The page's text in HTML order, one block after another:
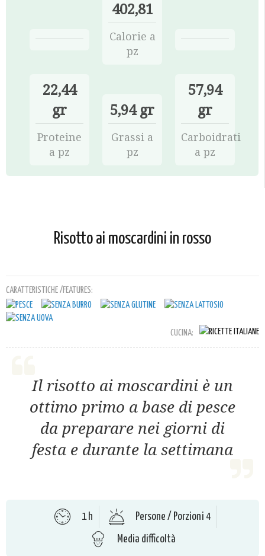
402,81
Calorie a
pz
22,44
gr
Proteine
a pz
5,94 gr
Grassi a
pz
57,94
gr
Carboidrati
a pz
Risotto ai moscardini in rosso
CARATTERISTICHE /FEATURES:
CUCINA:
Il risotto ai moscardini è un
ottimo primo a base di pesce
da preparare nei giorni di
festa e durante la settimana
1 h
Persone / Porzioni 4
Media difficoltà